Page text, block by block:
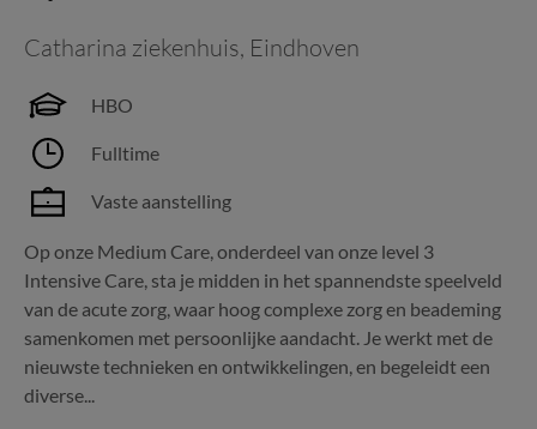
Catharina ziekenhuis, Eindhoven
HBO
Fulltime
Vaste aanstelling
Op onze Medium Care, onderdeel van onze level 3
Intensive Care, sta je midden in het spannendste speelveld
van de acute zorg, waar hoog complexe zorg en beademing
samenkomen met persoonlijke aandacht. Je werkt met de
nieuwste technieken en ontwikkelingen, en begeleidt een
diverse...